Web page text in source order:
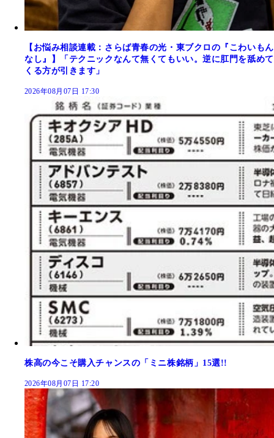
【お悩み相談連載：さらば青春の光・東ブクロの『こわいもん
なし』】「テクニックなんて無くてもいい。逆に肛門を舐めて
くる方が引きます」
2026年08月07日 17:30
株高の今こそ購入チャンスの「ミニ株銘柄」15選!!
2026年08月07日 17:20